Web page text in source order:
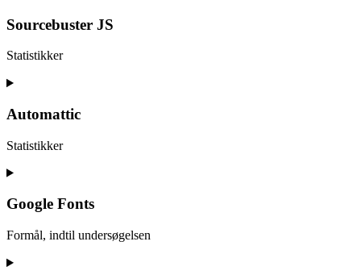
service
Sourcebuster JS
Statistikker
Consent
service
js
Automattic
Statistikker
Consent
service
automattic
Google Fonts
Formål, indtil undersøgelsen
Consent